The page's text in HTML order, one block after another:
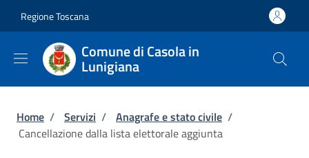
Regione Toscana
Comune di Casola in
Lunigiana
Briciole di pane
Home / Servizi / Anagrafe e stato civile /
Cancellazione dalla lista elettorale aggiunta